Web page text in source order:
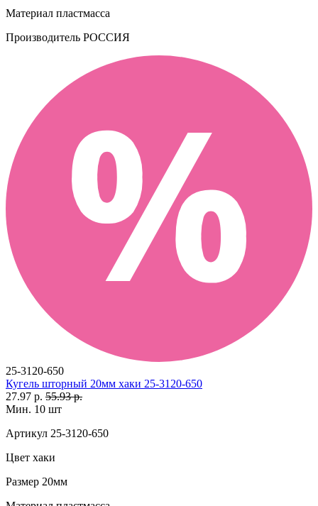
Материал пластмасса
Производитель РОССИЯ
25-3120-650
Кугель шторный 20мм хаки 25-3120-650
27.97 р. 55.93 р.
Мин. 10 шт
Артикул 25-3120-650
Цвет хаки
Размер 20мм